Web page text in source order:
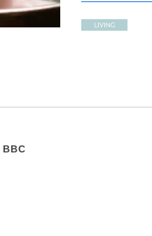
BBC